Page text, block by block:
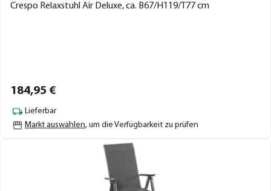
Crespo Relaxstuhl Air Deluxe, ca. B67/H119/T77 cm
184,95 €
Lieferbar
Markt auswählen, um die Verfügbarkeit zu prüfen